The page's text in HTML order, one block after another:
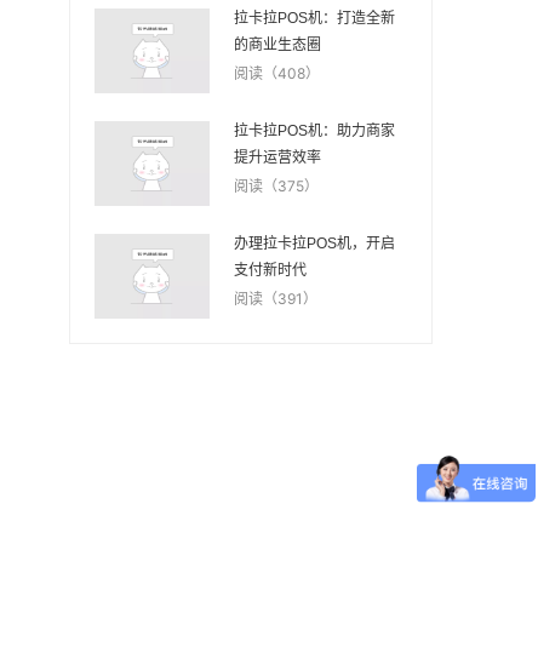
拉卡拉POS机：打造全新
的商业生态圈
阅读（408）
拉卡拉POS机：助力商家
提升运营效率
阅读（375）
办理拉卡拉POS机，开启
支付新时代
阅读（391）